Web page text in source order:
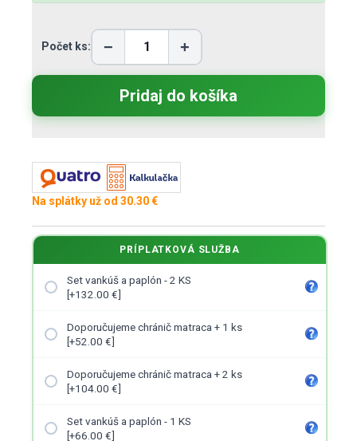
Počet ks: − +
Na splátky už od 30.30 €
PRÍPLATKOVÁ SLUŽBA
Set vankúš a paplón - 2 KS
[+132.00 €]
Doporučujeme chránič matraca + 1 ks
[+52.00 €]
Doporučujeme chránič matraca + 2 ks
[+104.00 €]
Set vankúš a paplón - 1 KS
[+66.00 €]